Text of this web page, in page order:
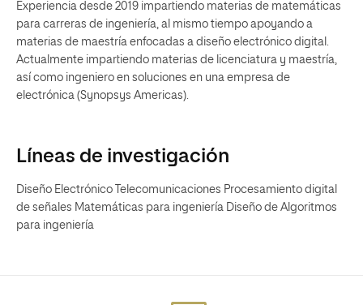
Experiencia desde 2019 impartiendo materias de matemáticas
para carreras de ingeniería, al mismo tiempo apoyando a
materias de maestría enfocadas a diseño electrónico digital.
Actualmente impartiendo materias de licenciatura y maestría,
así como ingeniero en soluciones en una empresa de
electrónica (Synopsys Americas).
Líneas de investigación
Diseño Electrónico Telecomunicaciones Procesamiento digital
de señales Matemáticas para ingeniería Diseño de Algoritmos
para ingeniería